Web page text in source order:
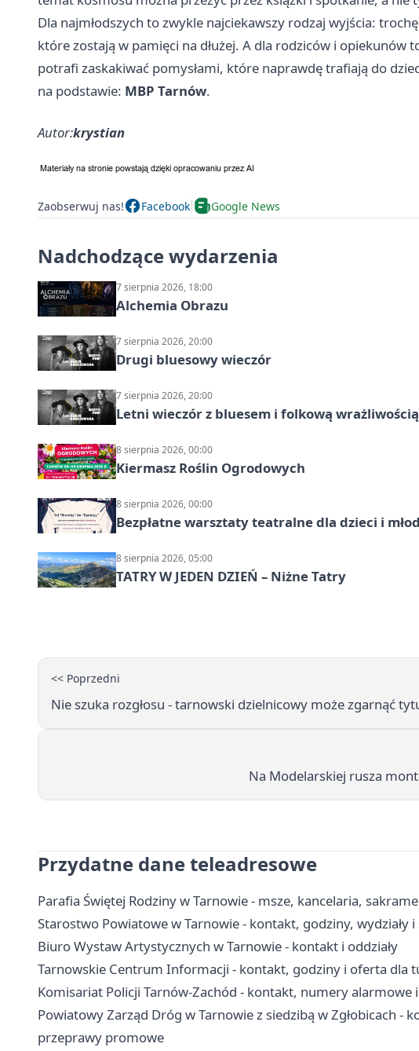
Dla najmłodszych to zwykle najciekawszy rodzaj wyjścia:
które zostają w pamięci na dłużej. A dla rodziców i opiekunów
potrafi zaskakiwać pomysłami, które naprawdę trafiają do
na podstawie: MBP Tarnów.
Autor:krystian
Zaobserwuj nas! Facebook Google News
Nadchodzące wydarzenia
7 sierpnia 2026, 18:00
Alchemia Obrazu
7 sierpnia 2026, 20:00
Drugi bluesowy wieczór
7 sierpnia 2026, 20:00
Letni wieczór z bluesem i folkową
8 sierpnia 2026, 00:00
Kiermasz Roślin Ogrodowych
8 sierpnia 2026, 00:00
Bezpłatne warsztaty teatralne dla dzieci i
8 sierpnia 2026, 05:00
TATRY W JEDEN DZIEŃ – Niżne Tatry
<< Poprzedni
Nie szuka rozgłosu - tarnowski dzielnicowy może zgarnąć
Na Modelarskiej rusza
Przydatne dane teleadresowe
Parafia Świętej Rodziny w Tarnowie - msze, kancelaria,
Starostwo Powiatowe w Tarnowie - kontakt, godziny, wydziały i
Biuro Wystaw Artystycznych w Tarnowie - kontakt i oddziały
Tarnowskie Centrum Informacji - kontakt, godziny i oferta dla
Komisariat Policji Tarnów-Zachód - kontakt, numery alarmowe
Powiatowy Zarząd Dróg w Tarnowie z siedzibą w Zgłobicach -
przeprawy promowe